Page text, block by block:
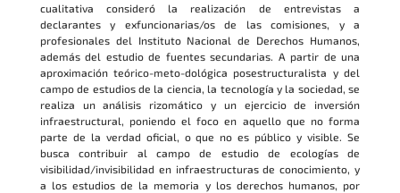
cualitativa consideró la realización de entrevistas a
declarantes y exfuncionarias/os de las comisiones, y a
profesionales del Instituto Nacional de Derechos Humanos,
además del estudio de fuentes secundarias. A partir de una
aproximación teórico-meto-dológica posestructuralista y del
campo de estudios de la ciencia, la tecnología y la sociedad, se
realiza un análisis rizomático y un ejercicio de inversión
infraestructural, poniendo el foco en aquello que no forma
parte de la verdad oficial, o que no es público y visible. Se
busca contribuir al campo de estudio de ecologías de
visibilidad/invisibilidad en infraestructuras de conocimiento, y
a los estudios de la memoria y los derechos humanos, por